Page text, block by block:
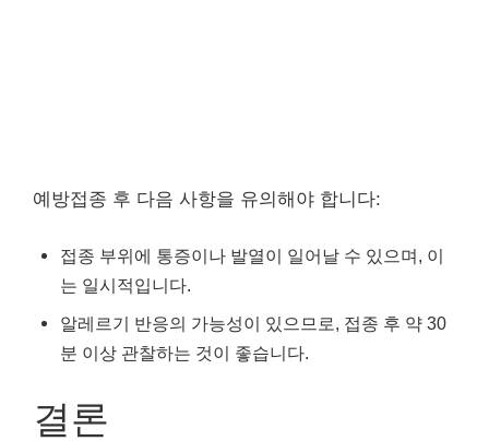
예방접종 후 다음 사항을 유의해야 합니다:
접종 부위에 통증이나 발열이 일어날 수 있으며, 이
는 일시적입니다.
알레르기 반응의 가능성이 있으므로, 접종 후 약 30
분 이상 관찰하는 것이 좋습니다.
결론